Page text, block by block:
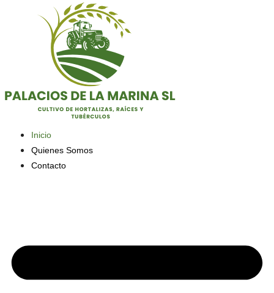
Inicio
Quienes Somos
Contacto